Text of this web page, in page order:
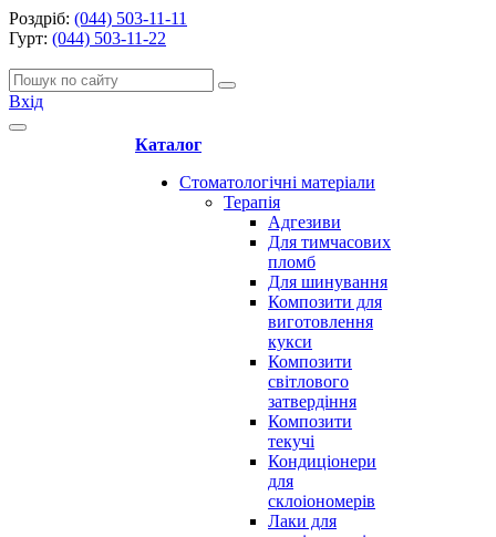
Роздріб: (044) 503-11-11
Гурт: (044) 503-11-22
Вхід
Каталог
Стоматологічні матеріали
Терапія
Адгезиви
Для тимчасових
пломб
Для шинування
Композити для
виготовлення
кукси
Композити
світлового
затвердіння
Композити
текучі
Кондиціонери
для
склоіономерів
Лаки для